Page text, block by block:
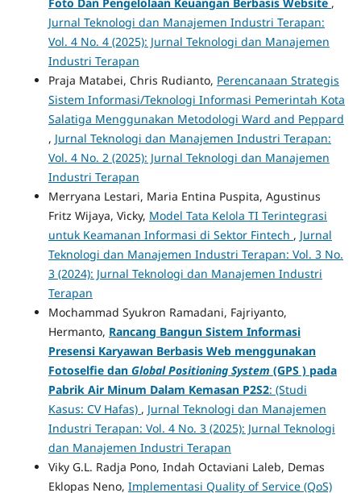
Jurnal Teknologi dan Manajemen Industri Terapan:
Vol. 4 No. 4 (2025): Jurnal Teknologi dan Manajemen
Industri Terapan
Praja Matabei, Chris Rudianto, Perencanaan Strategis
Sistem Informasi/Teknologi Informasi Pemerintah Kota
Salatiga Menggunakan Metodologi Ward and Peppard
, Jurnal Teknologi dan Manajemen Industri Terapan:
Vol. 4 No. 2 (2025): Jurnal Teknologi dan Manajemen
Industri Terapan
Merryana Lestari, Maria Entina Puspita, Agustinus
Fritz Wijaya, Vicky, Model Tata Kelola TI Terintegrasi
untuk Keamanan Informasi di Sektor Fintech , Jurnal
Teknologi dan Manajemen Industri Terapan: Vol. 3 No.
3 (2024): Jurnal Teknologi dan Manajemen Industri
Terapan
Mochammad Syukron Ramadani, Fajriyanto,
Hermanto, Rancang Bangun Sistem Informasi
Presensi Karyawan Berbasis Web menggunakan
Fotoselfie dan Global Positioning System (GPS ) pada
Pabrik Air Minum Dalam Kemasan P2S2: (Studi
Kasus: CV Hafas) , Jurnal Teknologi dan Manajemen
Industri Terapan: Vol. 4 No. 3 (2025): Jurnal Teknologi
dan Manajemen Industri Terapan
Viky G.L. Radja Pono, Indah Octaviani Laleb, Demas
Eklopas Neno, Implementasi Quality of Service (QoS)